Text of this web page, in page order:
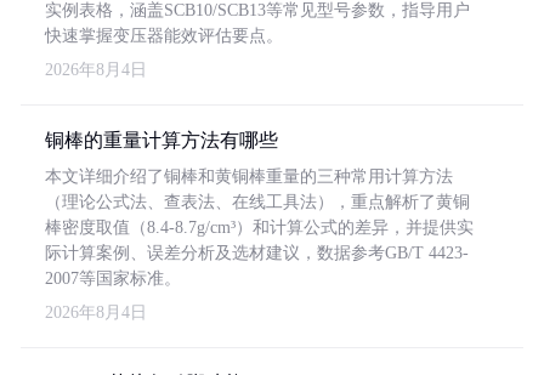
实例表格，涵盖SCB10/SCB13等常见型号参数，指导用户
快速掌握变压器能效评估要点。
2026年8月4日
铜棒的重量计算方法有哪些
本文详细介绍了铜棒和黄铜棒重量的三种常用计算方法
（理论公式法、查表法、在线工具法），重点解析了黄铜
棒密度取值（8.4-8.7g/cm³）和计算公式的差异，并提供实
际计算案例、误差分析及选材建议，数据参考GB/T 4423-
2007等国家标准。
2026年8月4日